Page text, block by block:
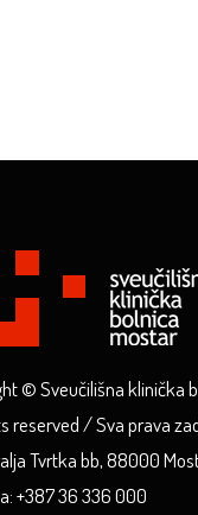
© Sveučilišna klinička
reserved / Sva prava
Tvrtka bb, 88000
+387 36 336 000